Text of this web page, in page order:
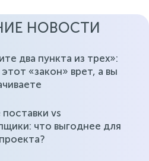
НОВОСТИ
два пункта из трех»:
«закон» врет, а вы
vs
что выгоднее для